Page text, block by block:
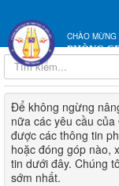
CHÀO
PHÒNG
Để không ngừng
nữa các yêu cầu
được các thông tin
hoặc đóng góp nào,
tin dưới đây. Chúng
sớm nhất.